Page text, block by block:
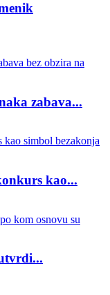
zabava...
kao...